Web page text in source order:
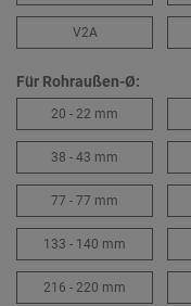
V2A
Für Rohraußen-Ø:
20 - 22 mm
38 - 43 mm
77 - 77 mm
133 - 140 mm
216 - 220 mm